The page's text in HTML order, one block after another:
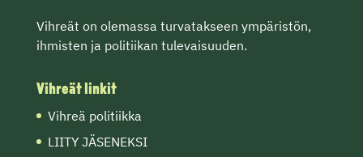
Vihreät on olemassa turvatakseen ympäristön,
ihmisten ja politiikan tulevaisuuden.
Vihreät linkit
Vihreä politiikka
LIITY JÄSENEKSI